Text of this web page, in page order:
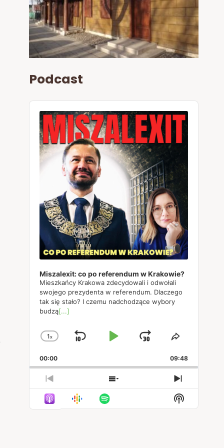
Podcast
Audio
Player
Miszalexit: co po referendum w Krakowie?
Mieszkańcy Krakowa zdecydowali i odwołali
swojego prezydenta w referendum. Dlaczego
tak się stało? I czemu nadchodzące wybory
budzą[...]
Change
Rate
1x
Skip
Play Jump
Forward
Share
Episode
00:00 09:48
Previous
Episode
Show
Episodes
Next
Episode
Show
Podcast